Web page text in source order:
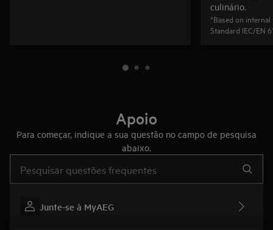
culinário.
*Based on
Standard IEC/EN
Apoio
Para começar, indique a sua questão no campo de pesquisa
abaixo.
Junte-se à MyAEG